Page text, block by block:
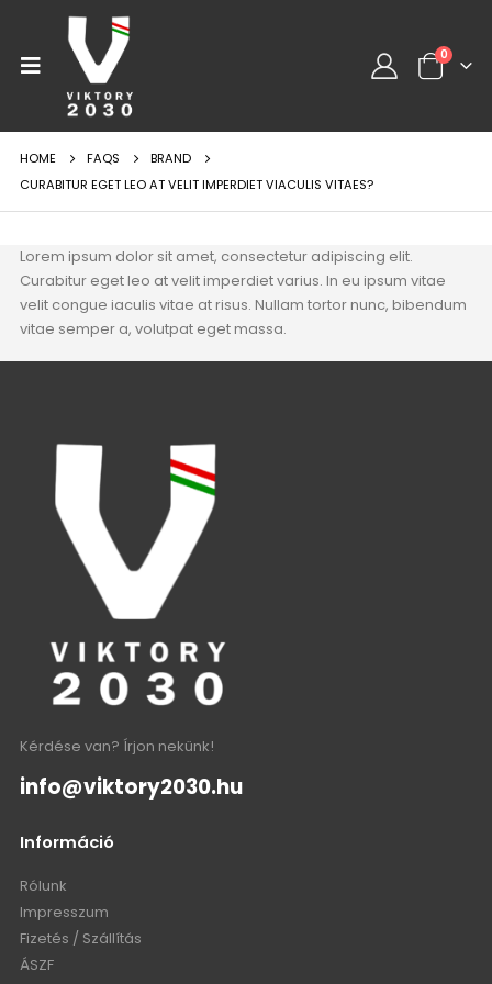
0
HOME FAQS
BRAND
CURABITUR EGET LEO AT VELIT IMPERDIET VIACULIS VITAES?
Lorem ipsum dolor sit amet, consectetur adipiscing elit.
Curabitur eget leo at velit imperdiet varius. In eu ipsum vitae
velit congue iaculis vitae at risus. Nullam tortor nunc, bibendum
vitae semper a, volutpat eget massa.
Kérdése van? Írjon nekünk!
info@viktory2030.hu
Információ
Rólunk
Impresszum
Fizetés / Szállítás
ÁSZF